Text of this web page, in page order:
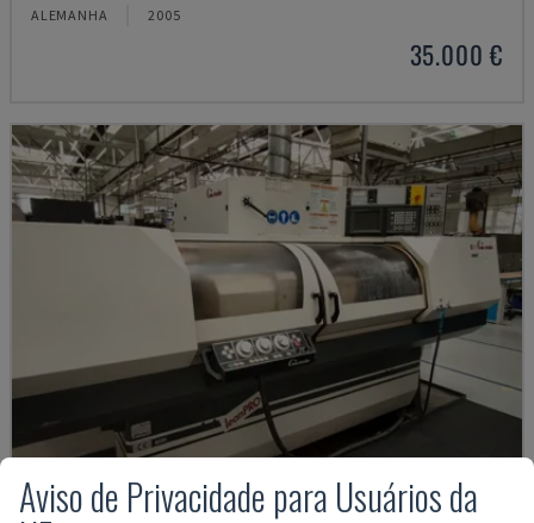
ALEMANHA 2005
35.000 €
Aviso de Privacidade para Usuários da